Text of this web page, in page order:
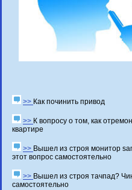
>> Как починить привод
>> К вопросу о том, как
квартире
>> Вышел из строя монитор
этот вопрос самостоятельно
>> Вышел из строя тачпад?
самостоятельно